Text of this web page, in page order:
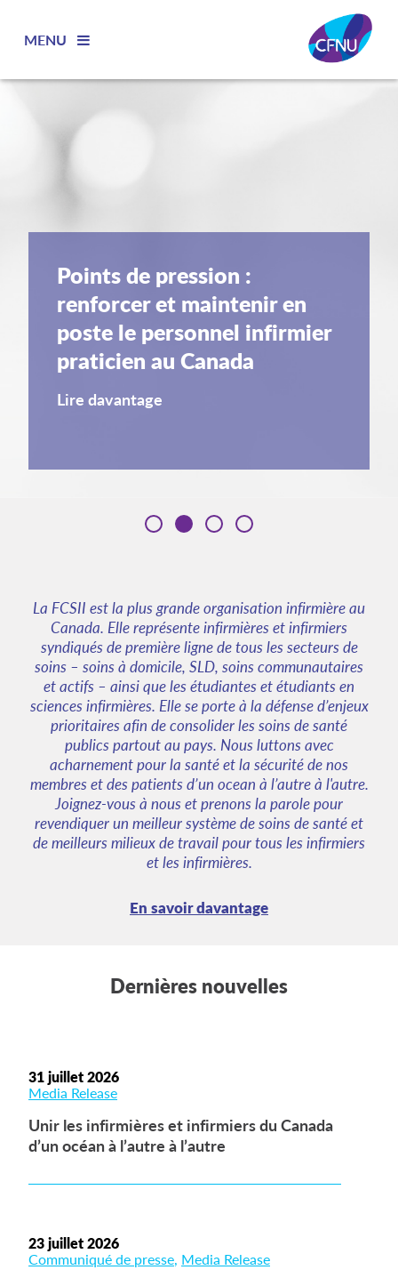
MENU
Points de pression :
renforcer et maintenir en
poste le personnel infirmier
praticien au Canada
Lire davantage
La FCSII est la plus grande organisation infirmière au
Canada. Elle représente infirmières et infirmiers
syndiqués de première ligne de tous les secteurs de
soins – soins à domicile, SLD, soins communautaires
et actifs – ainsi que les étudiantes et étudiants en
sciences infirmières. Elle se porte à la défense d’enjeux
prioritaires afin de consolider les soins de santé
publics partout au pays. Nous luttons avec
acharnement pour la santé et la sécurité de nos
membres et des patients d’un ocean à l’autre à l'autre.
Joignez-vous à nous et prenons la parole pour
revendiquer un meilleur système de soins de santé et
de meilleurs milieux de travail pour tous les infirmiers
et les infirmières.
En savoir davantage
Dernières nouvelles
31 juillet 2026
Media Release
Unir les infirmières et infirmiers du Canada
d’un océan à l’autre à l’autre
23 juillet 2026
Communiqué de presse Media Release